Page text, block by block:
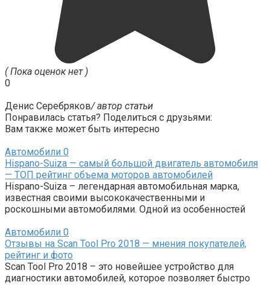
( Пока оценок нет )
0
Денис Серебряков/ автор статьи
Понравилась статья? Поделиться с друзьями:
Вам также может быть интересно
Автомобили 0
Hispano-Suiza — самый большой двигатель автомобиля
— ТОП рейтинг объема моторов автомобилей
Hispano-Suiza – легендарная автомобильная марка,
известная своими высококачественными и
роскошными автомобилями. Одной из особенностей
Автомобили 0
Отзывы на Scan Tool Pro 2018 — мнения покупателей,
рейтинг и фото
Scan Tool Pro 2018 – это новейшее устройство для
диагностики автомобилей, которое позволяет быстро